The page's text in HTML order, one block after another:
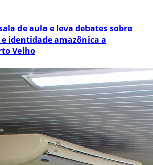
de aula e leva debates sobre
identidade amazônica a
Velho